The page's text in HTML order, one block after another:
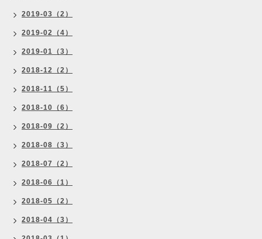
2019-03（2）
2019-02（4）
2019-01（3）
2018-12（2）
2018-11（5）
2018-10（6）
2018-09（2）
2018-08（3）
2018-07（2）
2018-06（1）
2018-05（2）
2018-04（3）